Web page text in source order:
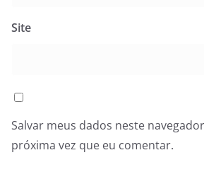
Site
Salvar meus dados neste
próxima vez que eu comentar.